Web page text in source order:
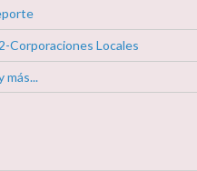
2-Corporaciones Locales
más...